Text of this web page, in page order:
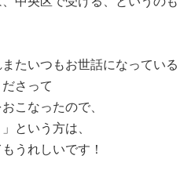
たいつもお世話になっている
さって
こなったので、
という方は、
うれしいです！